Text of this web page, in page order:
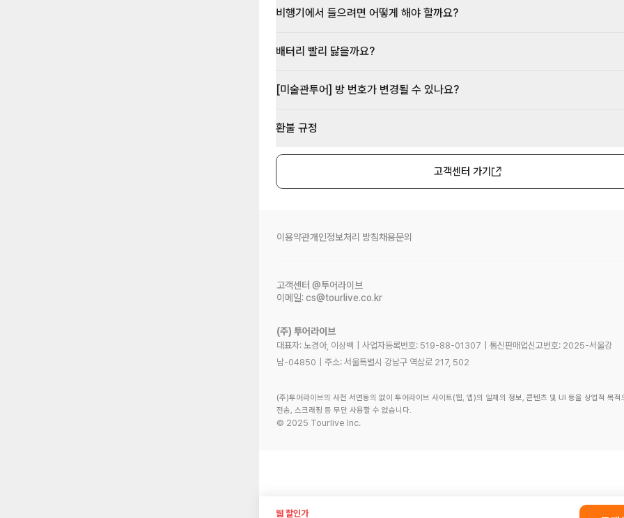
비행기에서 들으려면 어떻게 해야 할까요?
배터리 빨리 닳을까요?
[미술관투어] 방 번호가 변경될 수 있나요?
환불 규정
고객센터 가기
이용약관개인정보처리 방침채용문의
고객센터 @투어라이브
이메일: cs@tourlive.co.kr
(주) 투어라이브
대표자: 노경아, 이상백 사업자등록번호: 519-88-01307 통신판매업신고번호: 2025-서울강
남-04850
주소: 서울특별시 강남구 역삼로 217, 502
(주)투어라이브의 사전 서면동의 없이 투어라이브 사이트(웹, 앱)의 일체의 정보, 콘텐츠 및 UI 등을 상업적 목적
전송, 스크래핑 등 무단 사용할 수 없습니다.
© 2025 Tourlive Inc.
웹 할인가